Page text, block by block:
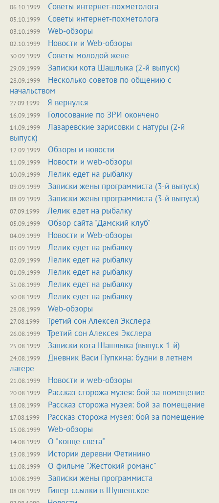
06.10.1999 Советы интернет-похметолога
05.10.1999 Советы интернет-похметолога
03.10.1999 Web-обзоры
02.10.1999 Новости и Web-обзоры
30.09.1999 Советы молодой жене
29.09.1999 Записки кота Шашлыка (2-й выпуск)
28.09.1999
Несколько советов по общению с
начальством
27.09.1999 Я вернулся
16.09.1999 Голосование по ЗРИ окончено
14.09.1999
Лазаревские зарисовки с натуры (2-й
выпуск)
12.09.1999 Обзоры и новости
11.09.1999 Новости и web-обзоры
10.09.1999 Лелик едет на рыбалку
09.09.1999 Записки жены программиста (3-й выпуск)
08.09.1999 Записки жены программиста (3-й выпуск)
07.09.1999 Лелик едет на рыбалку
05.09.1999 Обзор сайта "Дамский клуб"
04.09.1999 Новости и Web-обзоры
03.09.1999 Лелик едет на рыбалку
02.09.1999 Лелик едет на рыбалку
01.09.1999 Лелик едет на рыбалку
31.08.1999 Лелик едет на рыбалку
30.08.1999 Лелик едет на рыбалку
28.08.1999 Web-обзоры
27.08.1999 Третий сон Алексея Экслера
26.08.1999 Третий сон Алексея Экслера
25.08.1999 Записки кота Шашлыка (выпуск 1-й)
24.08.1999
Дневник Васи Пупкина: будни в летнем
лагере
21.08.1999 Новости и web-обзоры
20.08.1999 Рассказ сторожа музея: бой за помещение
18.08.1999 Рассказ сторожа музея: бой за помещение
17.08.1999 Рассказ сторожа музея: бой за помещение
15.08.1999 Web-обзоры
14.08.1999 О "конце света"
13.08.1999 Истории деревни Фетинино
11.08.1999 О фильме "Жестокий романс"
10.08.1999 Записки жены программиста
08.08.1999 Гипер-ссылки в Шушенское